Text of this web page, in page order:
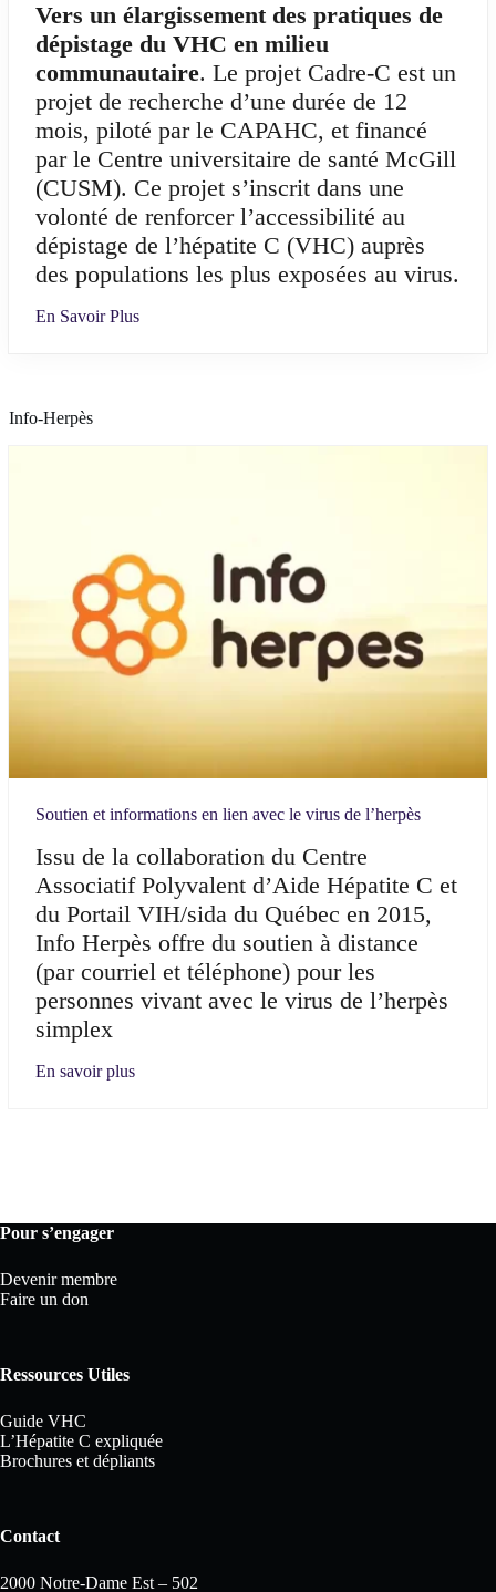
Vers un élargissement des pratiques de
dépistage du VHC en milieu
communautaire. Le projet Cadre-C est un
projet de recherche d’une durée de 12
mois, piloté par le CAPAHC, et financé
par le Centre universitaire de santé McGill
(CUSM). Ce projet s’inscrit dans une
volonté de renforcer l’accessibilité au
dépistage de l’hépatite C (VHC) auprès
des populations les plus exposées au virus.
En Savoir Plus
Info-Herpès
Soutien et informations en lien avec le virus de l’herpès
Issu de la collaboration du Centre
Associatif Polyvalent d’Aide Hépatite C et
du Portail VIH/sida du Québec en 2015,
Info Herpès offre du soutien à distance
(par courriel et téléphone) pour les
personnes vivant avec le virus de l’herpès
simplex
En savoir plus
Pour s’engager
Devenir membre
Faire un don
Ressources Utiles
Guide VHC
L’Hépatite C expliquée
Brochures et dépliants
Contact
2000 Notre-Dame Est – 502